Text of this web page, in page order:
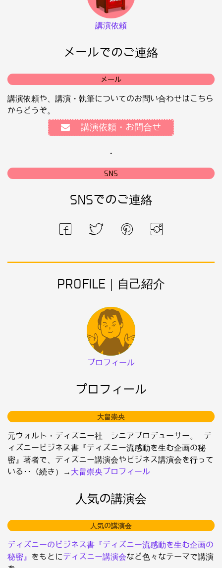
講演依頼
メールでのご連絡
メール
講演依頼や、講演・執筆についてのお問い合わせはこちら
からどうぞ。
講演依頼・お問合せ
・
SNS
SNSでのご連絡
PROFILE｜自己紹介
プロフィール
プロフィール
大畠崇央
元ウォルト・ディズニー社 シニアプロデューサー。 デ
ィズニービジネス書『ディズニー流感動を生む企画の秘
密』著者で、ディズニー講演会やビジネス講演会を行って
いる･･（続き）→ 大畠崇央プロフィール
人気の講演会
人気の講演会
ディズニーのビジネス書『ディズニー流感動を生む企画の
秘密』
をもとにディズニー講演会など色々なテーマで講演